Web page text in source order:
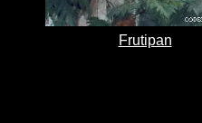
Frutipan